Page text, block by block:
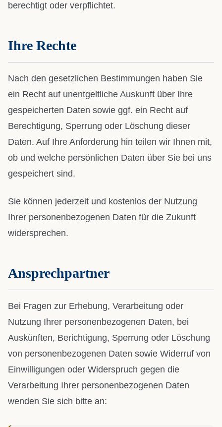
berechtigt oder verpflichtet.
Ihre Rechte
Nach den gesetzlichen Bestimmungen haben Sie
ein Recht auf unentgeltliche Auskunft über Ihre
gespeicherten Daten sowie ggf. ein Recht auf
Berechtigung, Sperrung oder Löschung dieser
Daten. Auf Ihre Anforderung hin teilen wir Ihnen mit,
ob und welche persönlichen Daten über Sie bei uns
gespeichert sind.
Sie können jederzeit und kostenlos der Nutzung
Ihrer personenbezogenen Daten für die Zukunft
widersprechen.
Ansprechpartner
Bei Fragen zur Erhebung, Verarbeitung oder
Nutzung Ihrer personenbezogenen Daten, bei
Auskünften, Berichtigung, Sperrung oder Löschung
von personenbezogenen Daten sowie Widerruf von
Einwilligungen oder Widerspruch gegen die
Verarbeitung Ihrer personenbezogenen Daten
wenden Sie sich bitte an: